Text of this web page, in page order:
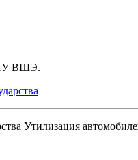
ВШЭ.
Утилизация